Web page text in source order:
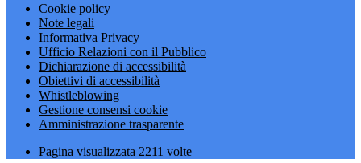
Cookie policy
Note legali
Informativa Privacy
Ufficio Relazioni con il Pubblico
Dichiarazione di accessibilità
Obiettivi di accessibilità
Whistleblowing
Gestione consensi cookie
Amministrazione trasparente
Pagina visualizzata 2211 volte